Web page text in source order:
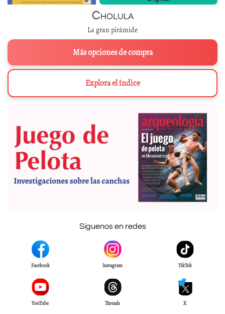
Cholula
La gran pirámide
Más opciones de compra
Explora el índice
Síguenos en redes
Facebook Instagram TikTok
YouTube Threads X